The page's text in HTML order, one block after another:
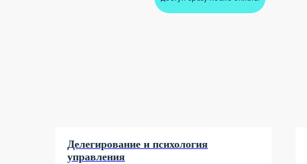
Делегирование и психология
управления